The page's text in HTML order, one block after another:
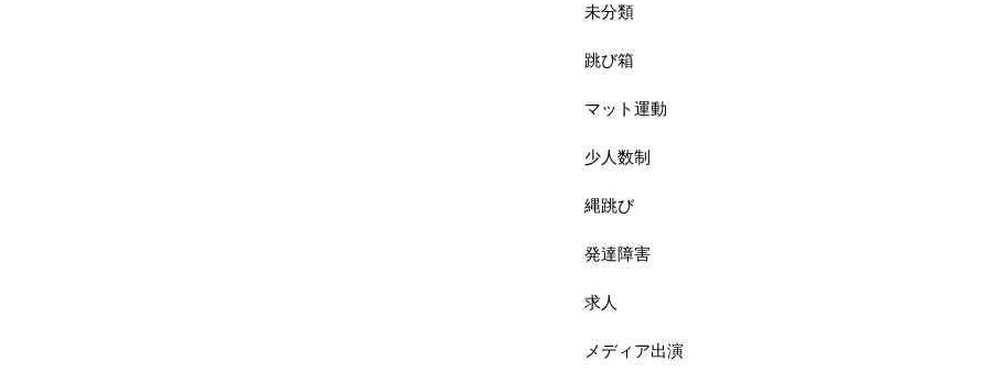
未分類
跳び箱
マット運動
少人数制
縄跳び
発達障害
求人
メディア出演